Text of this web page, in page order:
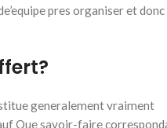
pres organiser et donc
generalement vraiment
Que savoir-faire